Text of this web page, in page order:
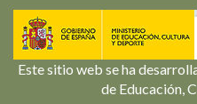
Este sitio web se ha
de Educación,